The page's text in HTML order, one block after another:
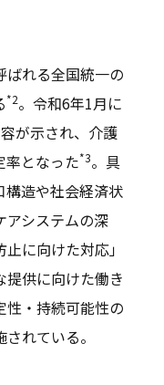
ばれる全国統一の
*2。令和6年1月に
が示され、介護
率となった*3。具
構造や社会経済状
アシステムの深
に向けた対応」
提供に向けた働き
性・持続可能性の
れている。